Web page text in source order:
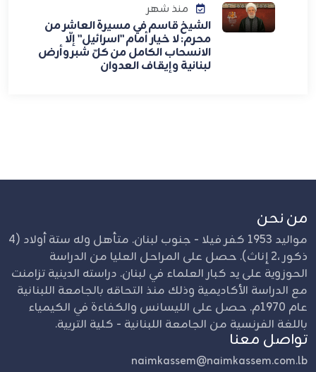
منذ شهر
الشيخ قاسم في مسيرة العاشر من
محرم: لا خيار أمام "اسرائيل" إلّا
الانسحاب الكامل من كلّ شبر وأرض
لبنانية وإيقاف العدوان
من نحن
مواليد 1953 كفر فيلا - جنوب لبنان. متأهل وله ستة أولاد (4
ذكور ،2 إناث). حصل على المراحل العليا من الدراسة
الحوزوية على يد كبار العلماء في لبنان. دراسته الدينية تزامنت
مع الدراسة الأكاديمية وذلك منذ التحاقه بالجامعة اللبنانية
عام 1970م. حصل على الليسانس والكفاءة في الكيمياء
باللغة الفرنسية من الجامعة اللبنانية - كلية التربية.
تواصل معنا
naimkassem@naimkassem.com.lb